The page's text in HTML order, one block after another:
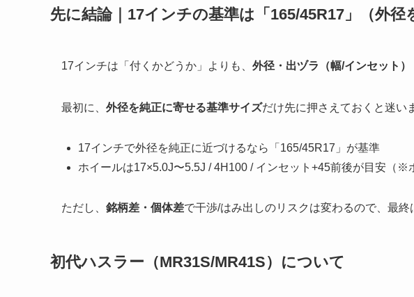
先に結論｜17インチの基準は「165/45R17」（外径
17インチは「付くかどうか」よりも、 外径・出ヅラ（幅/インセット
最初に、 外径を純正に寄せる基準サイズだけ先に押さえておくと迷い
17インチで外径を純正に近づけるなら「165/45R17」が基準
ホイールは17×5.0J〜5.5J / 4H100 / インセット+45前後が目安（※
ただし、 銘柄差・個体差で干渉/はみ出しのリスクは変わるので、最終
初代ハスラー（MR31S/MR41S）について